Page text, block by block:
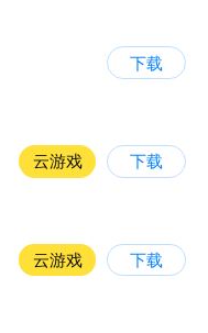
下载
云游戏 下载
云游戏 下载